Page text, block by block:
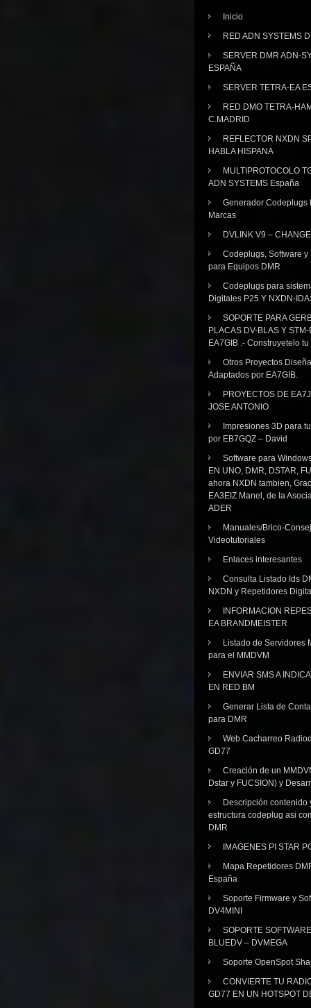
Inicio
RED ADN SYSTEMS
SERVER DMR ADN-
ESPAÑA
SERVER TETRA-EA
RED DMO TETRA-
C.MADRID
REFLECTOR NXDN
HABLA HISPANA
MULTIPROTOCOLO
ADN SYSTEMS España
Generador Codeplugs
Marcas
DVLINK V9 –
Codeplugs, Software y
para Equipos DMR
Codeplugs para
Digitales P25 Y NXDN-
SOPORTE PARA
PLACAS DV-BLAS Y
EA7GIB .- Construyetelo
Otros Proyectos
Adaptados por EA7GIB.
PROYECTOS DE
JOSE ANTONIO
Impresiones 3D para
por EB7GQZ – David
Software para
EN UNO, DMR, DSTAR,
ahora NXDN tambien,
EA3EIZ Manel, de la
ADER
Manuales/Brico-
Videotutoriales
Enlaces interesantes
Consulta Listado Ids
NXDN y Repetidores
INFORMACION
EA BRANDMEISTER
Listado de Servidores
para el MMDVM
ENVIAR SMS A
EN RED BM
Generar Lista de
para DMR
Web Cacharreo
GD77
Creación de un
Dstar y FUCSION) y
Descripción contenido
estructura codeplug asi
DMR
IMAGENES PI STAR
Mapa Repetidores
España
Soporte Firmware y
DV4MINI
SOPORTE SOFTWARE
BLUEDV – DVMEGA
Soporte OpenSpot
CONVIERTE TU
GD77 EN UN HOTSPOT